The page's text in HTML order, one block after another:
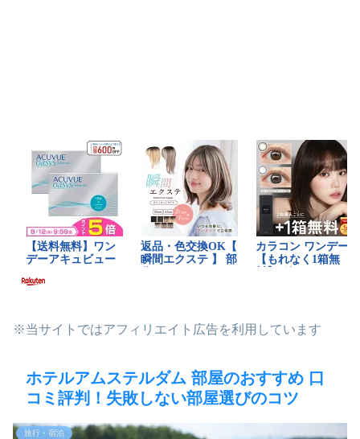
※当サイトではアフィリエイト広告を利用しています
ホテルアムステルダム 部屋のおすすめ 口
コミ評判！失敗しない部屋選びのコツ
旅行・宿泊